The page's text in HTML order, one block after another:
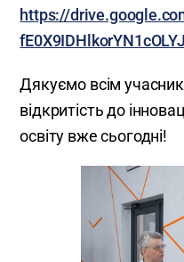
https://
Дякуємо всім
відкритість до
освіту вже сьогодні!